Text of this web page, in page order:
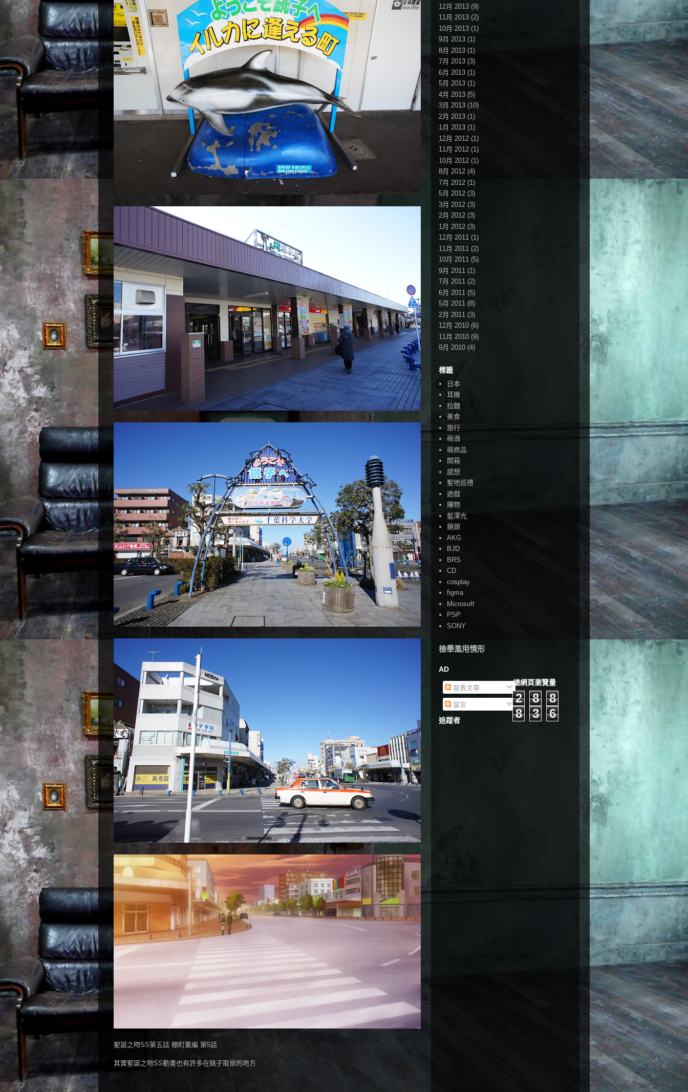
聖誕之吻SS第五話 棚町薫編 第5話
其實聖誕之吻SS動畫也有許多在銚子取景的地方
12月 2013 (9)
11月 2013 (2)
10月 2013 (1)
9月 2013 (1)
8月 2013 (1)
7月 2013 (3)
6月 2013 (1)
5月 2013 (1)
4月 2013 (5)
3月 2013 (10)
2月 2013 (1)
1月 2013 (1)
12月 2012 (1)
11月 2012 (1)
10月 2012 (1)
8月 2012 (4)
7月 2012 (1)
5月 2012 (3)
3月 2012 (3)
2月 2012 (3)
1月 2012 (3)
12月 2011 (1)
11月 2011 (2)
10月 2011 (5)
9月 2011 (1)
7月 2011 (2)
6月 2011 (5)
5月 2011 (8)
2月 2011 (3)
12月 2010 (6)
11月 2010 (9)
9月 2010 (4)
標籤
日本
耳機
拉麵
美食
旅行
萌酒
萌商品
開箱
感想
聖地巡禮
遊戲
購物
藍澤光
鏡頭
AKG
BJD
BRS
CD
cosplay
figma
Microsoft
PSP
SONY
檢舉濫用情形
AD
發表文章
留言
總網頁瀏覽量
2 8
8
8
3 6
追蹤者